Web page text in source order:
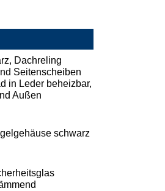
Dachreling
Seitenscheiben
in Leder beheizbar,
Außen
schwarz